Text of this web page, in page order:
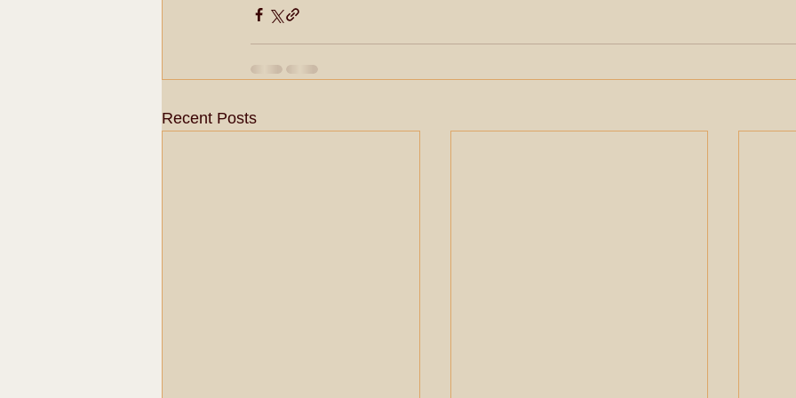
Recent Posts